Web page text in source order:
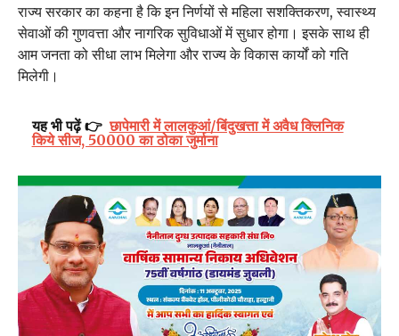
राज्य सरकार का कहना है कि इन निर्णयों से महिला सशक्तिकरण, स्वास्थ्य
सेवाओं की गुणवत्ता और नागरिक सुविधाओं में सुधार होगा। इसके साथ ही
आम जनता को सीधा लाभ मिलेगा और राज्य के विकास कार्यों को गति
मिलेगी।
यह भी पढ़ें 👉 छापेमारी में लालकुआं/बिंदुखत्ता में अवैध क्लिनिक
किये सीज, 50000 का ठोका जुर्माना